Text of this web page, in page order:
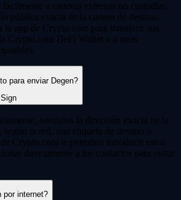
a carteras externas no custodias.
pública exacta de la cartera de destino.
la app de Crypto.com para transferir sus
Crypto.com DeFi Wallet o a otras
para enviar Degen?
necesitas la dirección exacta de la
según la red, una etiqueta de destino o
Crypto.com te permiten introducir estos
directamente a tus contactos para evitar
por internet?